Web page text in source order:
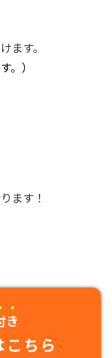
ます。
。）
ます！
き
ちら